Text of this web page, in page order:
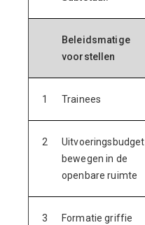
Beleidsmatige
voorstellen
1 Trainees
2
Uitvoeringsbudget
bewegen in de
openbare ruimte
3 Formatie griffie